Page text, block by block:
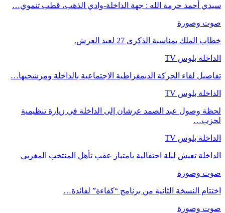
سيدي أحمد حرمة الله : جهة الداخلة-وادي الذهب، قطب تنموي…
صوت وصورة
خطاب الملك بمناسبة الذكرى 27 لعيد العرش.
الداخلة بلوس TV
تفاصيل لقاء الحركة الديمقراطية الاجتماعية بالداخلة ومرشحيها…
الداخلة بلوس TV
لحظة وصول عبد الصمد عرشان إلى الداخلة في زيارة تنظيمية
لحزب…
الداخلة بلوس TV
الداخلة تعيش ليلة احتفالية بامتياز عقب تأهل المنتخب المغربي
صوت وصورة
اختتام النسخة الثانية من برنامج “كفاءة” لفائدة…
صوت وصورة